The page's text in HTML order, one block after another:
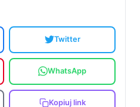
Twitter
WhatsApp
Kopiuj link